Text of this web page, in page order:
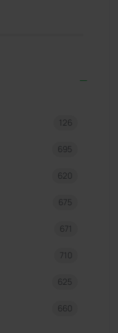
126
695
620
675
671
710
625
660